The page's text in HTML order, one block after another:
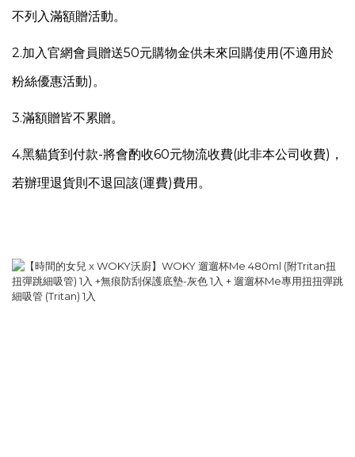
不列入滿額贈活動。
2.加入官網會員贈送50元購物金供未來回購使用(不適用於
粉絲優惠活動)。
3.滿額贈皆不累贈。
4.黑貓貨到付款-將會酌收60元物流收費(此非本公司收費)，
若辦理退貨則不退回該(運費)費用。